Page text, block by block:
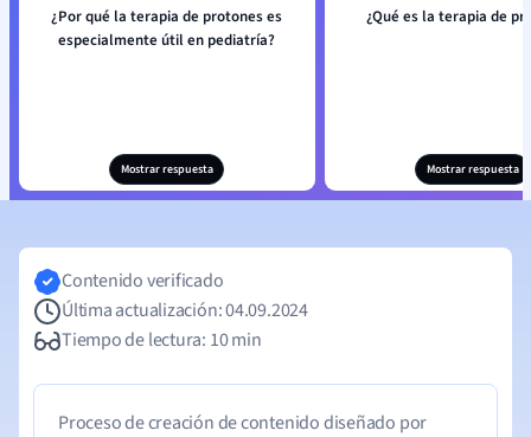
¿Por qué la terapia de protones es
especialmente útil en pediatría?
Mostrar respuesta
¿Qué es la terapia de
Mostrar respuesta
Contenido verificado
Última actualización: 04.09.2024
Tiempo de lectura: 10 min
Proceso de creación de contenido diseñado por